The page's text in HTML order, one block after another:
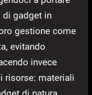
di gadget in
gestione come
evitando
invece
risorse: materiali